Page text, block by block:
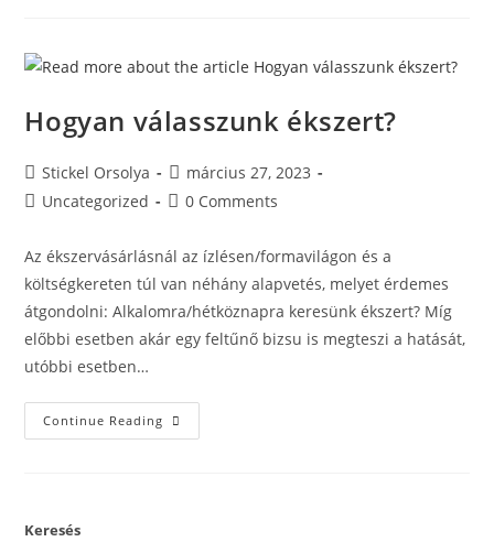
Hogyan válasszunk ékszert?
Stickel Orsolya
március 27, 2023
Uncategorized
0 Comments
Az ékszervásárlásnál az ízlésen/formavilágon és a
költségkereten túl van néhány alapvetés, melyet érdemes
átgondolni: Alkalomra/hétköznapra keresünk ékszert? Míg
előbbi esetben akár egy feltűnő bizsu is megteszi a hatását,
utóbbi esetben…
Continue Reading
Keresés